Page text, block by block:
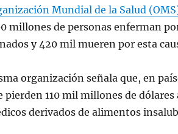
Mundial de la Salud
millones de personas enferman
y 420 mil mueren por esta
organización señala que, en
pierden 110 mil millones de dólares
derivados de alimentos